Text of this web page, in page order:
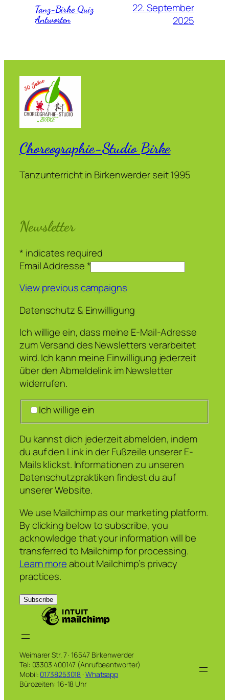
Tanz-Birke Quiz
Antworten
22. September
2025
Choreographie-Studio Birke
Tanzunterricht in Birkenwerder seit 1995
Newsletter
* indicates required
Email Addresse*
View previous campaigns
Datenschutz & Einwilligung
Ich willige ein, dass meine E-Mail-Adresse
zum Versand des Newsletters verarbeitet
wird. Ich kann meine Einwilligung jederzeit
über den Abmeldelink im Newsletter
widerrufen.
Ich willige ein
Du kannst dich jederzeit abmelden, indem
du auf den Link in der Fußzeile unserer E-
Mails klickst. Informationen zu unseren
Datenschutzpraktiken findest du auf
unserer Website.
We use Mailchimp as our marketing platform.
By clicking below to subscribe, you
acknowledge that your information will be
transferred to Mailchimp for processing.
Learn moreabout Mailchimp’s privacy
practices.
Weimarer Str. 7 · 16547 Birkenwerder
Tel: 03303 400147 (Anrufbeantworter)
Mobil: 01738253018 · Whatsapp
Bürozeiten: 16-18 Uhr